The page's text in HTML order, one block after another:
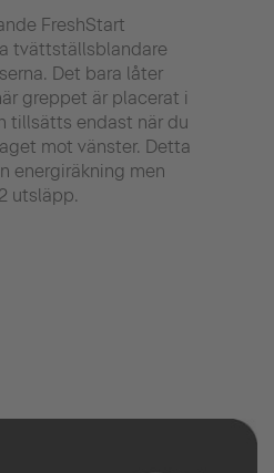
FreshStart
tvättställsblandare
Det bara låter
greppet är placerat i
tillsätts endast när du
mot vänster. Detta
energiräkning men
utsläpp.